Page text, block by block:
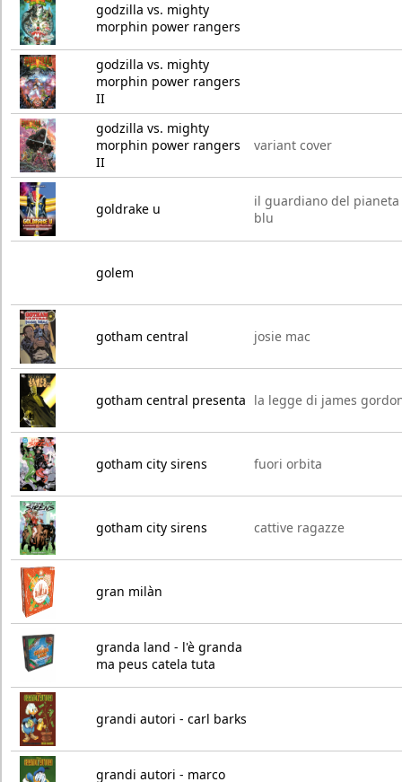
godzilla vs. mighty
morphin power rangers
godzilla vs. mighty
morphin power rangers
II
godzilla vs. mighty
morphin power rangers
II
variant cover
goldrake u
il guardiano del pianeta
blu
golem
gotham central josie mac
gotham central presenta la legge di james
gotham city sirens fuori orbita
gotham city sirens cattive ragazze
gran milàn
granda land - l'è granda
ma peus catela tuta
grandi autori - carl barks
grandi autori - marco